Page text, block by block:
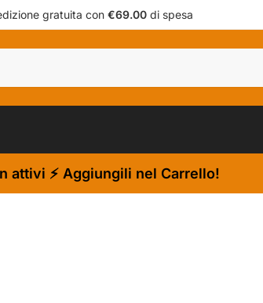
gratuita con€69.00 di spesa
attivi ⚡ Aggiungili nel Carrello!